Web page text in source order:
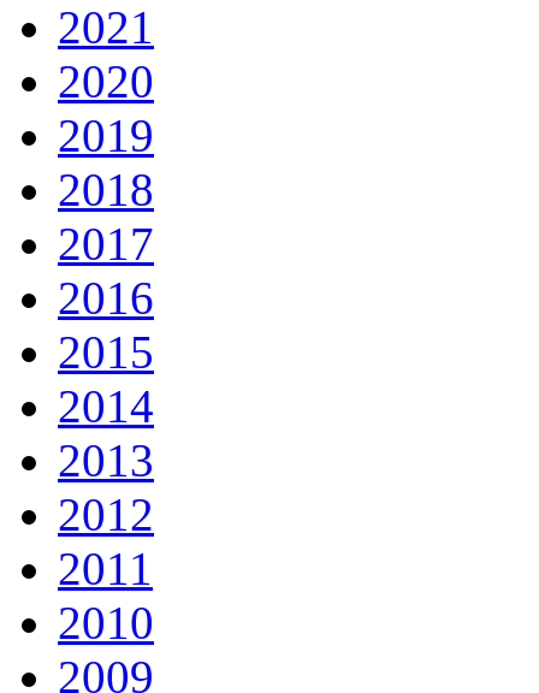
2021
2020
2019
2018
2017
2016
2015
2014
2013
2012
2011
2010
2009